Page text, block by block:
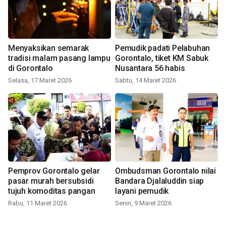
Menyaksikan semarak
tradisi malam pasang lampu
di Gorontalo
Selasa, 17 Maret 2026
Pemudik padati Pelabuhan
Gorontalo, tiket KM Sabuk
Nusantara 56 habis
Sabtu, 14 Maret 2026
Pemprov Gorontalo gelar
pasar murah bersubsidi
tujuh komoditas pangan
Rabu, 11 Maret 2026
Ombudsman Gorontalo nilai
Bandara Djalaluddin siap
layani pemudik
Senin, 9 Maret 2026